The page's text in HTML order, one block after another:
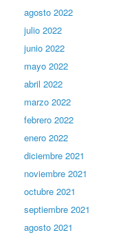
agosto 2022
julio 2022
junio 2022
mayo 2022
abril 2022
marzo 2022
febrero 2022
enero 2022
diciembre 2021
noviembre 2021
octubre 2021
septiembre 2021
agosto 2021